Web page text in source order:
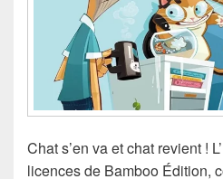
Chat s’en va et chat revient !
licences de Bamboo Édition,